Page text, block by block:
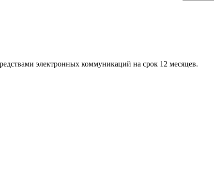
электронных коммуникаций на срок 12 месяцев.